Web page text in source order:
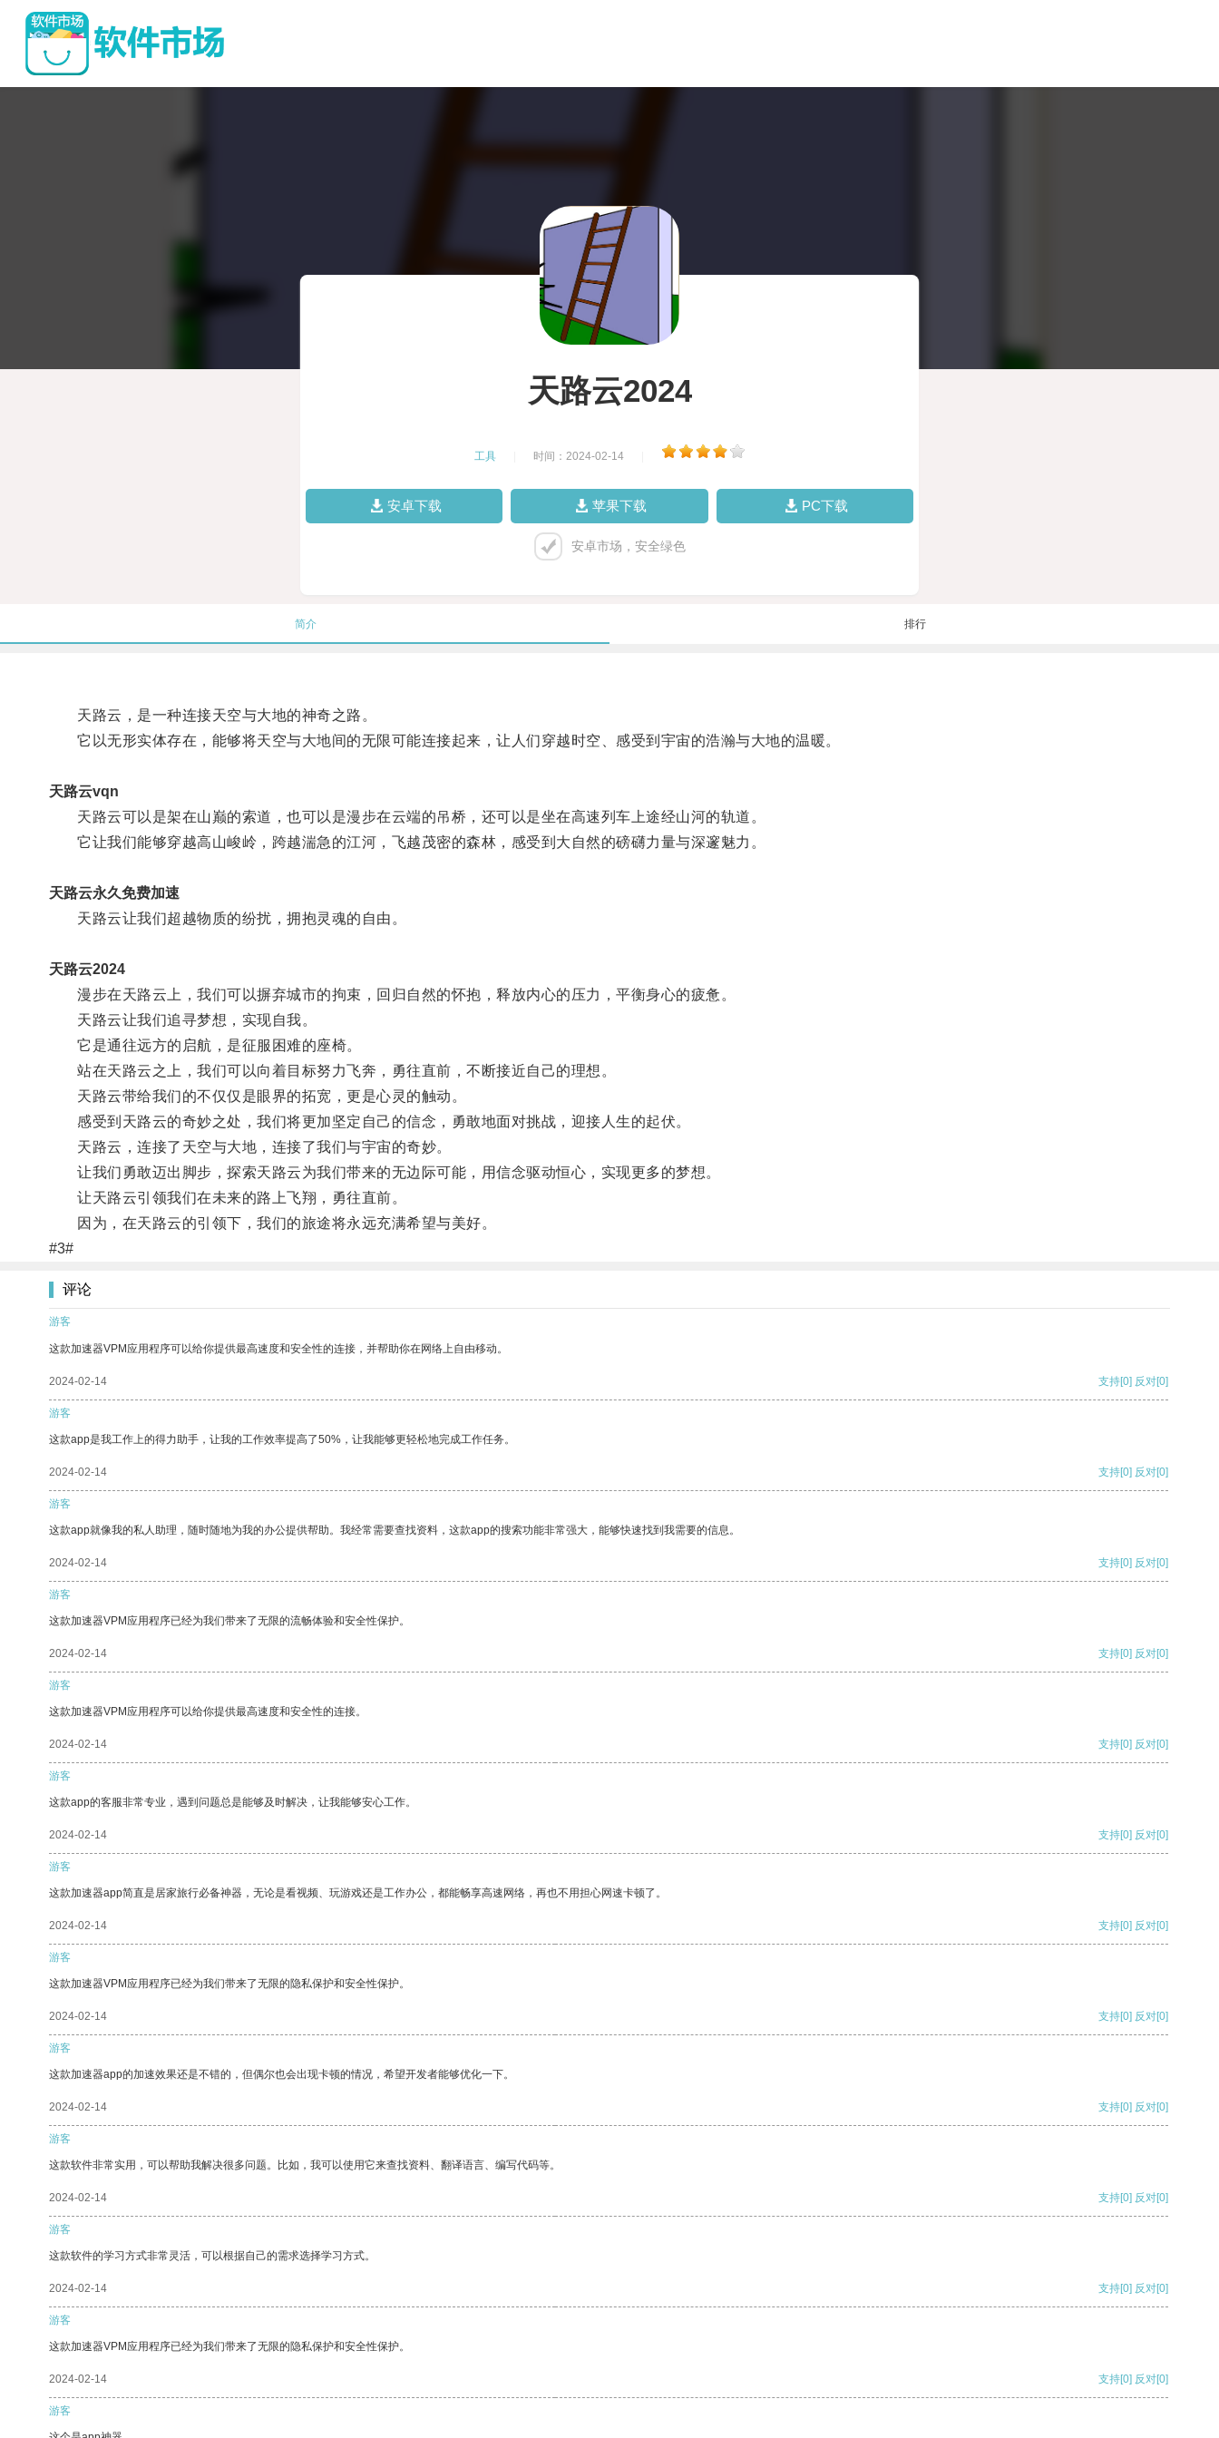
天路云2024
工具 时间：2024-02-14
安卓下载 苹果下载 PC下载
安卓市场，安全绿色
简介 排行
天路云，是一种连接天空与大地的神奇之路。
它以无形实体存在，能够将天空与大地间的无限可能连接起来，让人们穿越时空、感受到宇宙的浩瀚与大地的温暖。
天路云vqn
天路云可以是架在山巅的索道，也可以是漫步在云端的吊桥，还可以是坐在高速列车上途经山河的轨道。
它让我们能够穿越高山峻岭，跨越湍急的江河，飞越茂密的森林，感受到大自然的磅礴力量与深邃魅力。
天路云永久免费加速
天路云让我们超越物质的纷扰，拥抱灵魂的自由。
天路云2024
漫步在天路云上，我们可以摒弃城市的拘束，回归自然的怀抱，释放内心的压力，平衡身心的疲惫。
天路云让我们追寻梦想，实现自我。
它是通往远方的启航，是征服困难的座椅。
站在天路云之上，我们可以向着目标努力飞奔，勇往直前，不断接近自己的理想。
天路云带给我们的不仅仅是眼界的拓宽，更是心灵的触动。
感受到天路云的奇妙之处，我们将更加坚定自己的信念，勇敢地面对挑战，迎接人生的起伏。
天路云，连接了天空与大地，连接了我们与宇宙的奇妙。
让我们勇敢迈出脚步，探索天路云为我们带来的无边际可能，用信念驱动恒心，实现更多的梦想。
让天路云引领我们在未来的路上飞翔，勇往直前。
因为，在天路云的引领下，我们的旅途将永远充满希望与美好。
#3#
评论
游客
这款加速器VPM应用程序可以给你提供最高速度和安全性的连接，并帮助你在网络上自由移动。
2024-02-14 支持[0] 反对[0]
游客
这款app是我工作上的得力助手，让我的工作效率提高了50%，让我能够更轻松地完成工作任务。
2024-02-14 支持[0] 反对[0]
游客
这款app就像我的私人助理，随时随地为我的办公提供帮助。我经常需要查找资料，这款app的搜索功能非常强大，能够快速找到我需要的信息。
2024-02-14 支持[0] 反对[0]
游客
这款加速器VPM应用程序已经为我们带来了无限的流畅体验和安全性保护。
2024-02-14 支持[0] 反对[0]
游客
这款加速器VPM应用程序可以给你提供最高速度和安全性的连接。
2024-02-14 支持[0] 反对[0]
游客
这款app的客服非常专业，遇到问题总是能够及时解决，让我能够安心工作。
2024-02-14 支持[0] 反对[0]
游客
这款加速器app简直是居家旅行必备神器，无论是看视频、玩游戏还是工作办公，都能畅享高速网络，再也不用担心网速卡顿了。
2024-02-14 支持[0] 反对[0]
游客
这款加速器VPM应用程序已经为我们带来了无限的隐私保护和安全性保护。
2024-02-14 支持[0] 反对[0]
游客
这款加速器app的加速效果还是不错的，但偶尔也会出现卡顿的情况，希望开发者能够优化一下。
2024-02-14 支持[0] 反对[0]
游客
这款软件非常实用，可以帮助我解决很多问题。比如，我可以使用它来查找资料、翻译语言、编写代码等。
2024-02-14 支持[0] 反对[0]
游客
这款软件的学习方式非常灵活，可以根据自己的需求选择学习方式。
2024-02-14 支持[0] 反对[0]
游客
这款加速器VPM应用程序已经为我们带来了无限的隐私保护和安全性保护。
2024-02-14 支持[0] 反对[0]
游客